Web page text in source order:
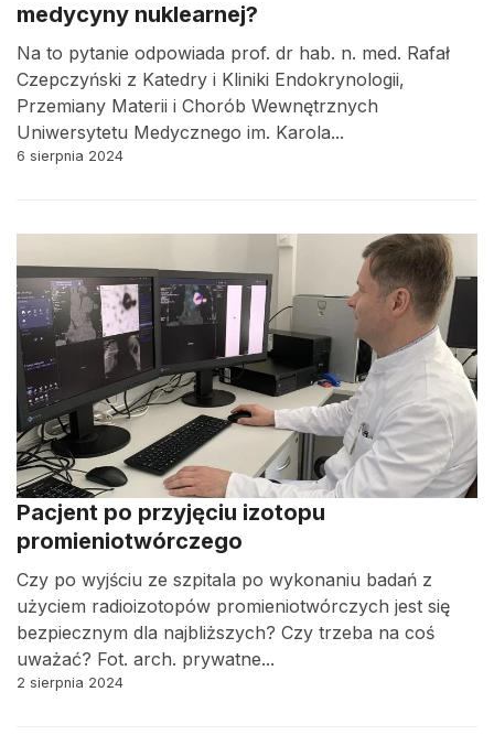
medycyny nuklearnej?
Na to pytanie odpowiada prof. dr hab. n. med. Rafał
Czepczyński z Katedry i Kliniki Endokrynologii,
Przemiany Materii i Chorób Wewnętrznych
Uniwersytetu Medycznego im. Karola...
6 sierpnia 2024
Pacjent po przyjęciu izotopu
promieniotwórczego
Czy po wyjściu ze szpitala po wykonaniu badań z
użyciem radioizotopów promieniotwórczych jest się
bezpiecznym dla najbliższych? Czy trzeba na coś
uważać? Fot. arch. prywatne...
2 sierpnia 2024